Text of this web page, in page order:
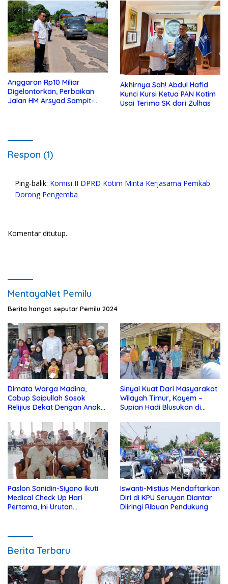
Anggaran Rp10 Miliar
Digelontorkan, Perbaikan
Jalan HM Arsyad Sampit-
Akhirnya Sah! Abdul Hafid
Kunci Kursi Ketua PAN Kotim
Usai Terima SK dari Zulhas
Respon (1)
Ping-balik: Komisi II DPRD Kotim Minta Kerjasama Pemkab
Dorong Pengemba
Komentar ditutup.
MentayaNet Pemilu
Berita hangat seputar Pemilu 2024
Dimata Warga Madina,
Cabup Saipullah Sosok
Relijius Dekat Dengan Anak
Sinyal Kuat Dari Masyarakat
Wilayah Timur, Koyem –
Supian Hadi Blusukan di
Paslon Sanidin-Siyono Ikuti
Medical Check Up Hari
Pertama, Ini Urutan
Iswanti-Mistius Mendaftarkan
Diri di KPU Seruyan Diantar
Diiringi Ribuan Pendukung
Berita Terbaru